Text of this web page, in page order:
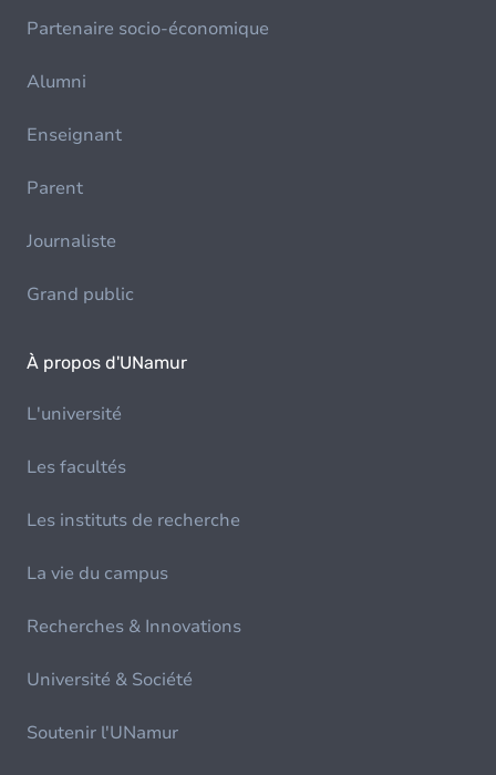
Partenaire socio-économique
Alumni
Enseignant
Parent
Journaliste
Grand public
À propos d'UNamur
L'université
Les facultés
Les instituts de recherche
La vie du campus
Recherches & Innovations
Université & Société
Soutenir l'UNamur